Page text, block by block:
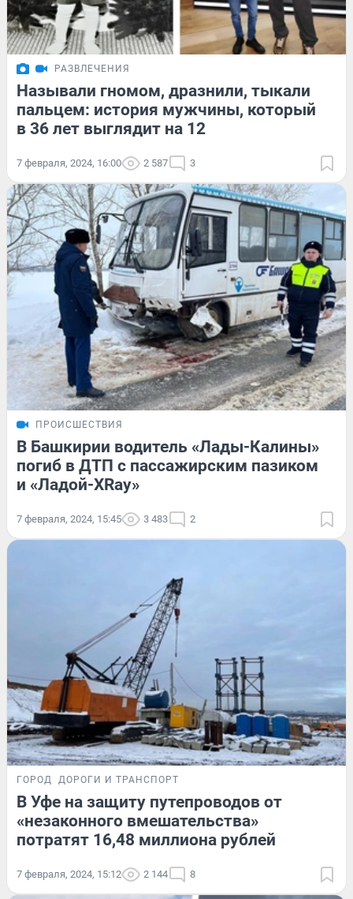
РАЗВЛЕЧЕНИЯ
Называли гномом, дразнили, тыкали
пальцем: история мужчины, который
в 36 лет выглядит на 12
7 февраля, 2024, 16:00 2 587 3
ПРОИСШЕСТВИЯ
В Башкирии водитель «Лады-Калины»
погиб в ДТП с пассажирским пазиком
и «Ладой-XRay»
7 февраля, 2024, 15:45 3 483 2
ГОРОД ДОРОГИ И ТРАНСПОРТ
В Уфе на защиту путепроводов от
«незаконного вмешательства»
потратят 16,48 миллиона рублей
7 февраля, 2024, 15:12 2 144 8